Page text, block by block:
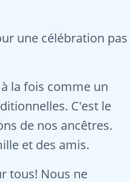
une célébration pas
la fois comme un
C'est le
de nos ancêtres.
et des amis.
tous! Nous ne